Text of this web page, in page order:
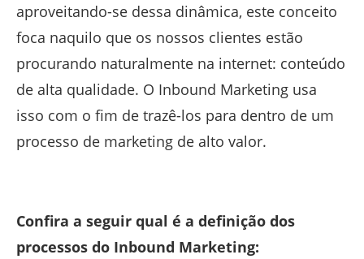
aproveitando-se dessa dinâmica, este conceito
foca naquilo que os nossos clientes estão
procurando naturalmente na internet: conteúdo
de alta qualidade. O Inbound Marketing usa
isso com o fim de trazê-los para dentro de um
processo de marketing de alto valor.
Confira a seguir qual é a definição dos
processos do Inbound Marketing: